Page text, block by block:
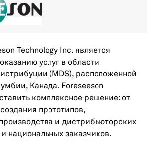
Technology Inc. является
услуг в области
(MDS), расположенной
Канада. Foreseeson
комплексное решение: от
прототипов,
и дистрибьюторских
национальных заказчиков.